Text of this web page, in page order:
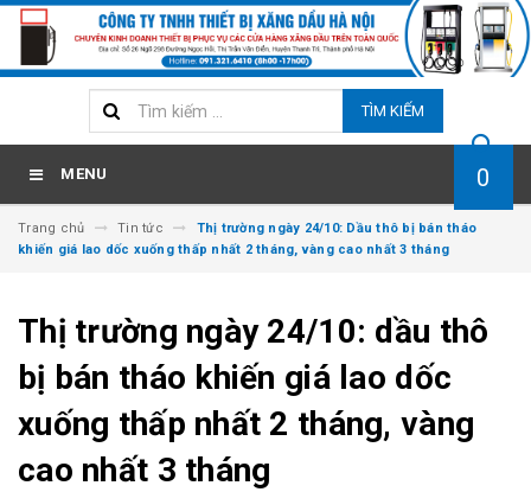
TÌM KIẾM
MENU 0
Trang chủ Tin tức
Thị trường ngày 24/10: Dầu thô bị bán tháo
khiến giá lao dốc xuống thấp nhất 2 tháng, vàng cao nhất 3 tháng
Thị trường ngày 24/10: dầu thô
bị bán tháo khiến giá lao dốc
xuống thấp nhất 2 tháng, vàng
cao nhất 3 tháng